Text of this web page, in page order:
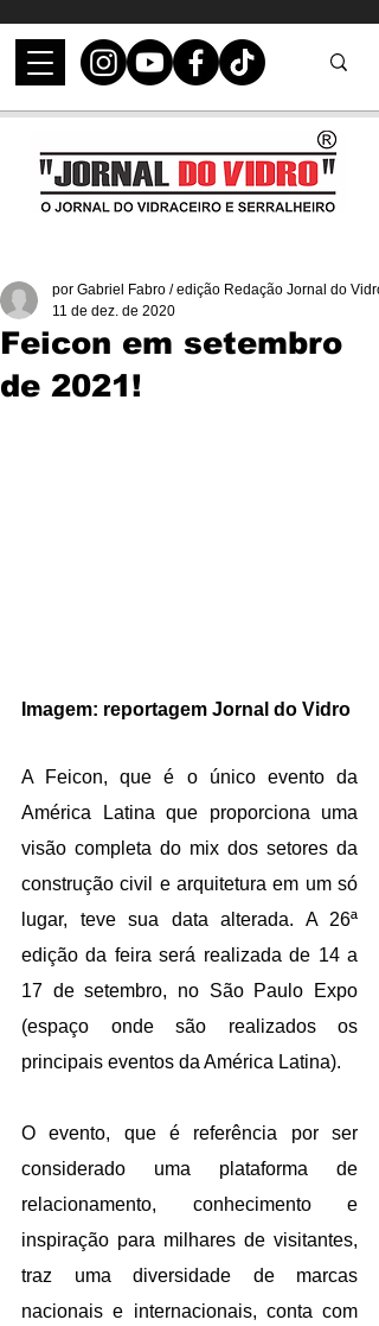
Feicon em setembro
de 2021!
por Gabriel Fabro / edição Redação Jornal do Vidro
11 de dez. de 2020
Imagem: reportagem Jornal do Vidro
A Feicon, que é o único evento da
América Latina que proporciona uma
visão completa do mix dos setores da
construção civil e arquitetura em um só
lugar, teve sua data alterada. A 26ª
edição da feira será realizada de 14 a
17 de setembro, no São Paulo Expo
(espaço onde são realizados os
principais eventos da América Latina).
O evento, que é referência por ser
considerado uma plataforma de
relacionamento, conhecimento e
inspiração para milhares de visitantes,
traz uma diversidade de marcas
nacionais e internacionais, conta com